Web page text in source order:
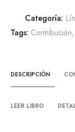
Grandes
Maestros.
Psicología
Colombiana:
Gonzalo
Categoría:
Tags: Contribución,
DESCRIPCIÓN
LEER LIBRO